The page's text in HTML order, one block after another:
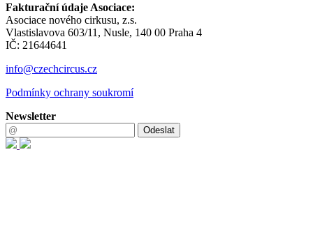
Fakturační údaje Asociace:
Asociace nového cirkusu, z.s.
Vlastislavova 603/11, Nusle, 140 00 Praha 4
IČ: 21644641
info@czechcircus.cz
Podmínky ochrany soukromí
Newsletter
Odeslat